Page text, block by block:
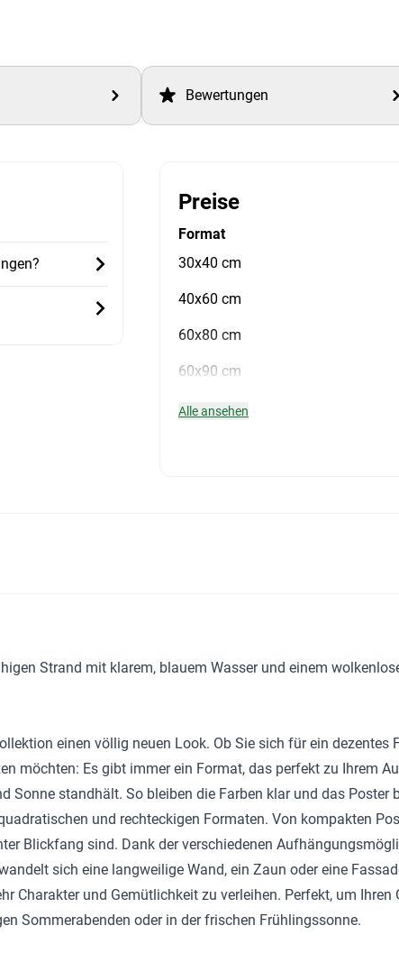
Bewertungen
Preise
Format
30x40 cm
40x60 cm
60x80 cm
60x90 cm
Alle ansehen
Strand mit klarem, blauem Wasser und einem
einen völlig neuen Look. Ob Sie sich für ein dezentes
möchten: Es gibt immer ein Format, das perfekt zu Ihrem
Sonne standhält. So bleiben die Farben klar und das
und rechteckigen Formaten. Von kompakten
Blickfang sind. Dank der verschiedenen
sich eine langweilige Wand, ein Zaun oder eine
Charakter und Gemütlichkeit zu verleihen. Perfekt, um Ihren
Sommerabenden oder in der frischen Frühlingssonne.